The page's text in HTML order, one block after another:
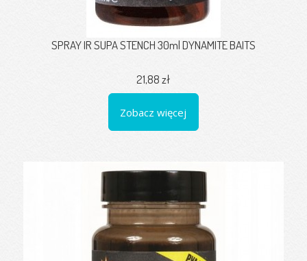
SPRAY IR SUPA STENCH 30ml DYNAMITE BAITS
21,88 zł
Zobacz więcej